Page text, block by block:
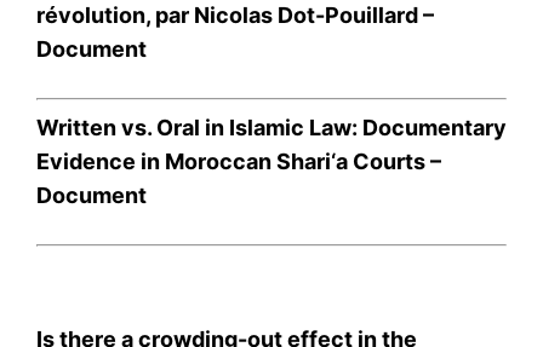
S'ABONNER MAINTENANT
À propos
révolution, par Nicolas Dot-Pouillard –
Document
Written vs. Oral in Islamic Law: Documentary
Evidence in Moroccan Shari‘a Courts –
Document
Is there a crowding-out effect in the